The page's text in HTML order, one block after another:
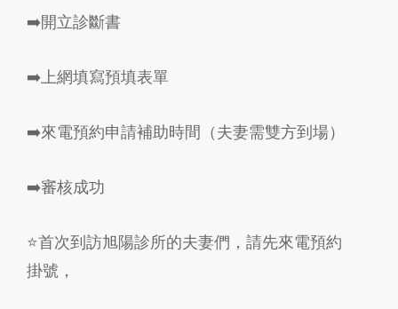
➡️開立診斷書
➡️上網填寫預填表單
➡️來電預約申請補助時間（夫妻需雙方到場）
➡️審核成功
⭐️首次到訪旭陽診所的夫妻們，請先來電預約
掛號，